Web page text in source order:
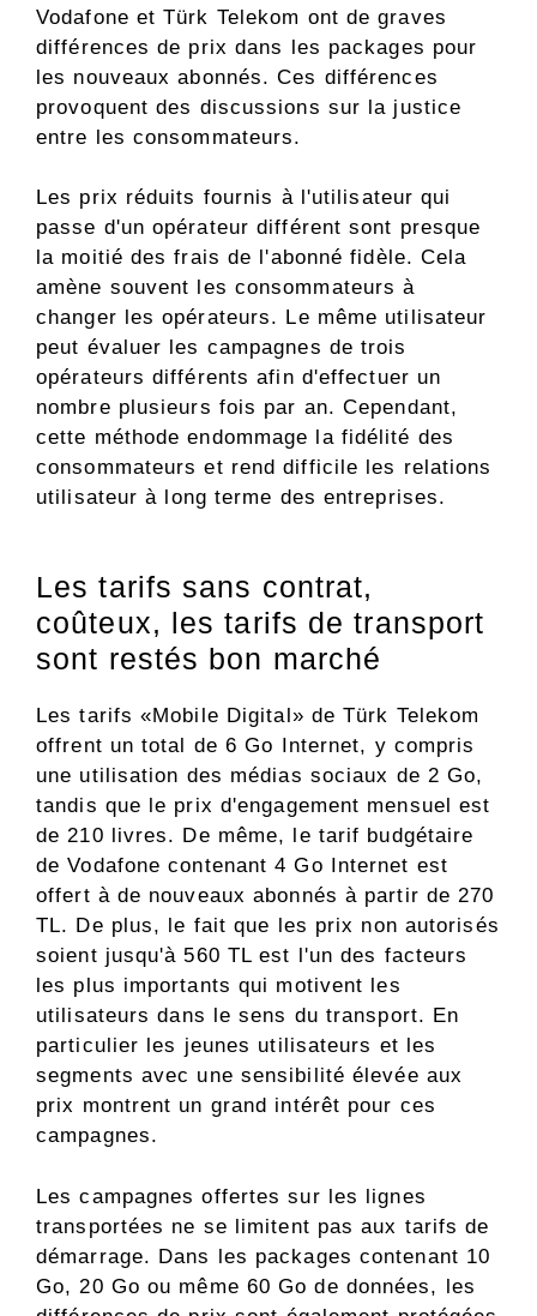
Vodafone et Türk Telekom ont de graves
différences de prix dans les packages pour
les nouveaux abonnés. Ces différences
provoquent des discussions sur la justice
entre les consommateurs.
Les prix réduits fournis à l'utilisateur qui
passe d'un opérateur différent sont presque
la moitié des frais de l'abonné fidèle. Cela
amène souvent les consommateurs à
changer les opérateurs. Le même utilisateur
peut évaluer les campagnes de trois
opérateurs différents afin d'effectuer un
nombre plusieurs fois par an. Cependant,
cette méthode endommage la fidélité des
consommateurs et rend difficile les relations
utilisateur à long terme des entreprises.
Les tarifs sans contrat,
coûteux, les tarifs de transport
sont restés bon marché
Les tarifs «Mobile Digital» de Türk Telekom
offrent un total de 6 Go Internet, y compris
une utilisation des médias sociaux de 2 Go,
tandis que le prix d'engagement mensuel est
de 210 livres. De même, le tarif budgétaire
de Vodafone contenant 4 Go Internet est
offert à de nouveaux abonnés à partir de 270
TL. De plus, le fait que les prix non autorisés
soient jusqu'à 560 TL est l'un des facteurs
les plus importants qui motivent les
utilisateurs dans le sens du transport. En
particulier les jeunes utilisateurs et les
segments avec une sensibilité élevée aux
prix montrent un grand intérêt pour ces
campagnes.
Les campagnes offertes sur les lignes
transportées ne se limitent pas aux tarifs de
démarrage. Dans les packages contenant 10
Go, 20 Go ou même 60 Go de données, les